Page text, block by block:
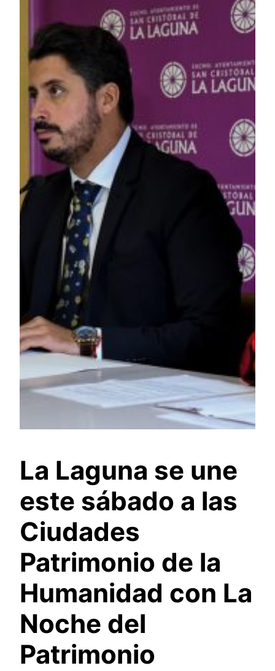
La Laguna se une
este sábado a las
Ciudades
Patrimonio de la
Humanidad con La
Noche del
Patrimonio